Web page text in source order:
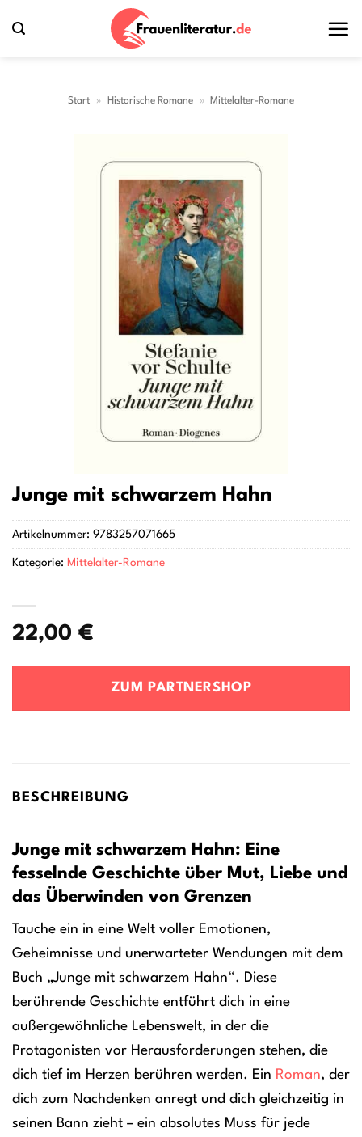
Inhalt
Start » Historische Romane » Mittelalter-Romane
Junge mit schwarzem Hahn
22,00 €
ZUM PARTNERSHOP
Artikelnummer: 9783257071665
Kategorie: Mittelalter-Romane
BESCHREIBUNG
Junge mit schwarzem Hahn: Eine
fesselnde Geschichte über Mut, Liebe und
das Überwinden von Grenzen
Tauche ein in eine Welt voller Emotionen,
Geheimnisse und unerwarteter Wendungen mit dem
Buch „Junge mit schwarzem Hahn“. Diese
berührende Geschichte entführt dich in eine
außergewöhnliche Lebenswelt, in der die
Protagonisten vor Herausforderungen stehen, die
dich tief im Herzen berühren werden. Ein Roman, der
dich zum Nachdenken anregt und dich gleichzeitig in
seinen Bann zieht – ein absolutes Muss für jede